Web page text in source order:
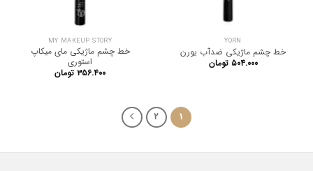
YORN
خط چشم ماژیکی ضدآب یورن
۵۰۴.۰۰۰ تومان
MY MAKEUP STORY
خط چشم ماژیکی مای میکاپ
استوری
۳۵۶.۴۰۰ تومان
1
2